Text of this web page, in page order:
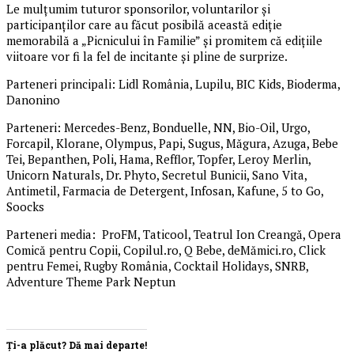
Le mulțumim tuturor sponsorilor, voluntarilor și
participanților care au făcut posibilă această ediție
memorabilă a „Picnicului în Familie” și promitem că edițiile
viitoare vor fi la fel de incitante și pline de surprize.
Parteneri principali: Lidl România, Lupilu, BIC Kids, Bioderma,
Danonino
Parteneri: Mercedes-Benz, Bonduelle, NN, Bio-Oil, Urgo,
Forcapil, Klorane, Olympus, Papi, Sugus, Măgura, Azuga, Bebe
Tei, Bepanthen, Poli, Hama, Refflor, Topfer, Leroy Merlin,
Unicorn Naturals, Dr. Phyto, Secretul Bunicii, Sano Vita,
Antimetil, Farmacia de Detergent, Infosan, Kafune, 5 to Go,
Soocks
Parteneri media: ProFM, Taticool, Teatrul Ion Creangă, Opera
Comică pentru Copii, Copilul.ro, Q Bebe, deMămici.ro, Click
pentru Femei, Rugby România, Cocktail Holidays, SNRB,
Adventure Theme Park Neptun
Ți-a plăcut? Dă mai departe!